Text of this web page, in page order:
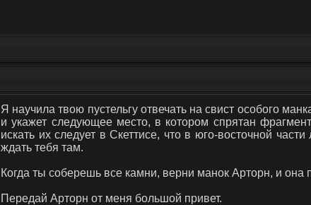
Я научила твою пустельгу отвечать на свист особого
и укажет следующее место, в котором спрятан
искать их следует в Скеттисе, что в юго-восточной
ждать тебя там.
Когда ты соберешь все камни, верни манок Арторн, и она
Передай Арторн от меня большой привет.